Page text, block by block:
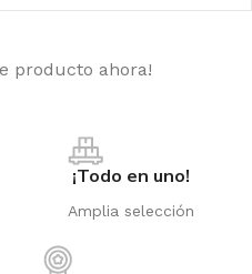
producto ahora!
¡Todo en uno!
Amplia selección